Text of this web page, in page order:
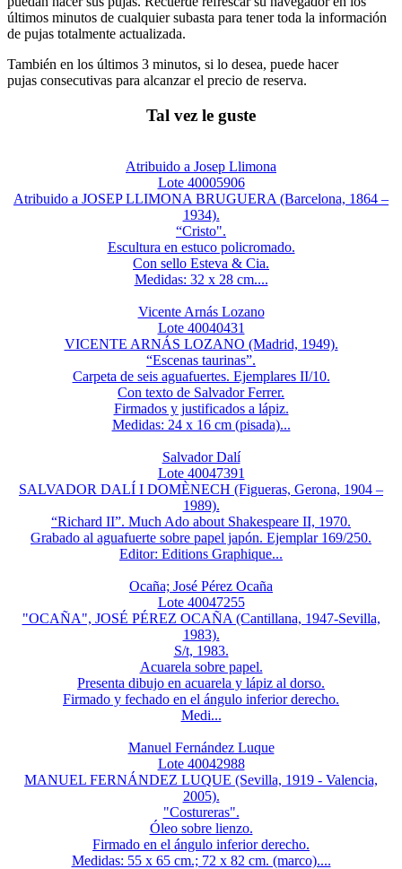
últimos minutos de cualquier subasta para tener toda la información
de pujas totalmente actualizada.
También en los últimos 3 minutos, si lo desea, puede hacer
pujas consecutivas para alcanzar el precio de reserva.
Tal vez le guste
Atribuido a Josep Llimona
Lote 40005906
Atribuido a JOSEP LLIMONA BRUGUERA (Barcelona, 1864 –
1934).
“Cristo".
Escultura en estuco policromado.
Con sello Esteva & Cia.
Medidas: 32 x 28 cm....
Vicente Arnás Lozano
Lote 40040431
VICENTE ARNÁS LOZANO (Madrid, 1949).
“Escenas taurinas”.
Carpeta de seis aguafuertes. Ejemplares II/10.
Con texto de Salvador Ferrer.
Firmados y justificados a lápiz.
Medidas: 24 x 16 cm (pisada)...
Salvador Dalí
Lote 40047391
SALVADOR DALÍ I DOMÈNECH (Figueras, Gerona, 1904 –
1989).
“Richard II”. Much Ado about Shakespeare II, 1970.
Grabado al aguafuerte sobre papel japón. Ejemplar 169/250.
Editor: Editions Graphique...
Ocaña; José Pérez Ocaña
Lote 40047255
"OCAÑA", JOSÉ PÉREZ OCAÑA (Cantillana, 1947-Sevilla,
1983).
S/t, 1983.
Acuarela sobre papel.
Presenta dibujo en acuarela y lápiz al dorso.
Firmado y fechado en el ángulo inferior derecho.
Medi...
Manuel Fernández Luque
Lote 40042988
MANUEL FERNÁNDEZ LUQUE (Sevilla, 1919 - Valencia,
2005).
"Costureras".
Óleo sobre lienzo.
Firmado en el ángulo inferior derecho.
Medidas: 55 x 65 cm.; 72 x 82 cm. (marco)....